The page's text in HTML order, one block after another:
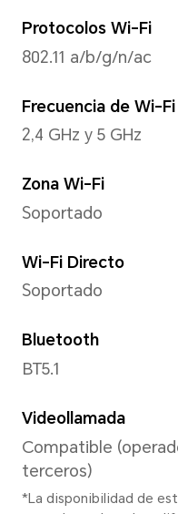
Admite
*La
dependiendo
Admite
del modo de
Linterna
Soportado